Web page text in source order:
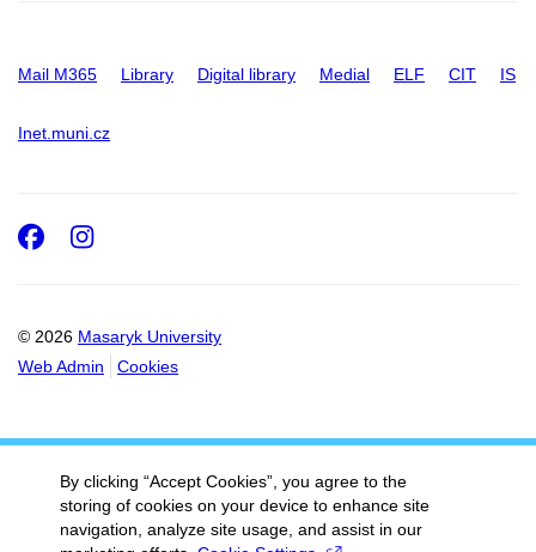
Mail M365 Library Digital library Medial ELF CIT IS
Inet.muni.cz
© 2026 Masaryk University
Web Admin
Cookies
Facebook
Instagram
By clicking “Accept Cookies”, you agree to the
storing of cookies on your device to enhance site
navigation, analyze site usage, and assist in our